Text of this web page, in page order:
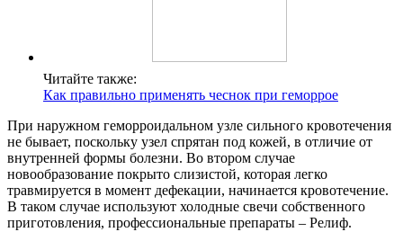
Читайте также:
Как правильно применять чеснок при геморрое
При наружном геморроидальном узле сильного кровотечения
не бывает, поскольку узел спрятан под кожей, в отличие от
внутренней формы болезни. Во втором случае
новообразование покрыто слизистой, которая легко
травмируется в момент дефекации, начинается кровотечение.
В таком случае используют холодные свечи собственного
приготовления, профессиональные препараты – Релиф.